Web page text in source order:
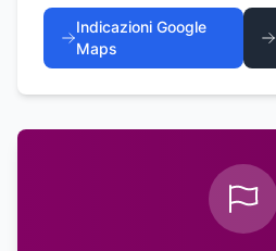
Indicazioni Google
Maps